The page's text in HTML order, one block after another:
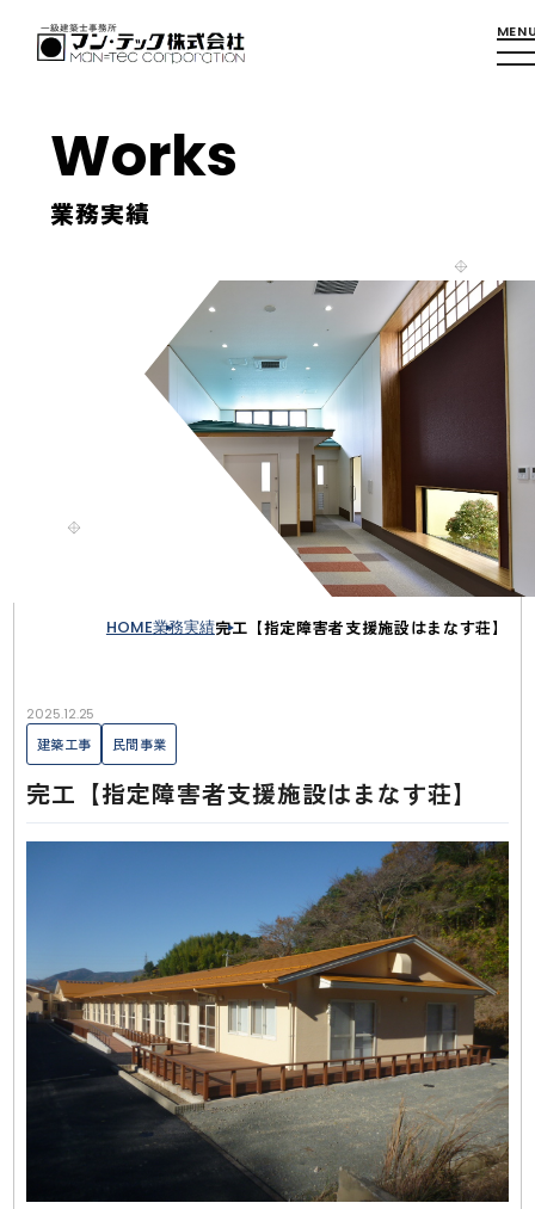
Works
業務実績
HOME業務実績完工【指定障害者支援施設はまなす荘】
2025.12.25
建築工事
民間事業
完工【指定障害者支援施設はまなす荘】